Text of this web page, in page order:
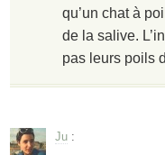
qu’un chat à
de la salive.
pas leurs poils
Ju :